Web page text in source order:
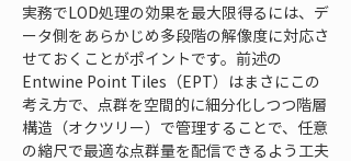
実務でLOD処理の効果を最大限得るには、デ
ータ側をあらかじめ多段階の解像度に対応さ
せておくことがポイントです。前述の
Entwine Point Tiles（EPT）はまさにこの
考え方で、点群を空間的に細分化しつつ階層
構造（オクツリー）で管理することで、任意
の縮尺で最適な点群量を配信できるよう工夫